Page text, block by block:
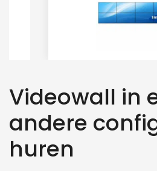
Videowall in
andere
huren